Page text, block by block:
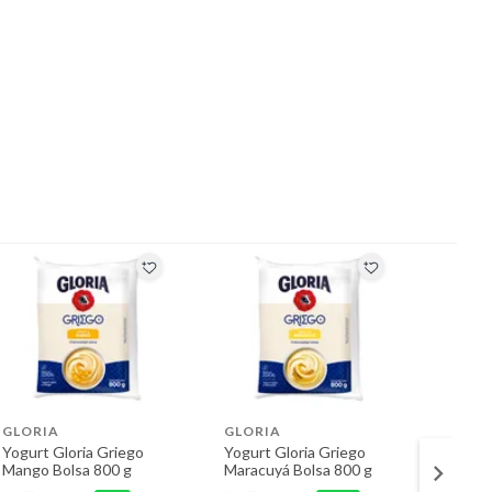
GLORIA
Yogurt Gloria Griego
Mango Bolsa 800 g
GLORIA
Yogurt Gloria Griego
Maracuyá Bolsa 800 g